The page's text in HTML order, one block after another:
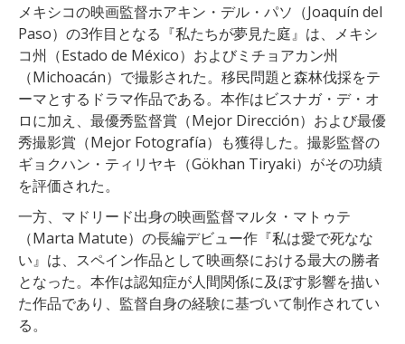
メキシコの映画監督ホアキン・デル・パソ（Joaquín del
Paso）の3作目となる『私たちが夢見た庭』は、メキシ
コ州（Estado de México）およびミチョアカン州
（Michoacán）で撮影された。移民問題と森林伐採をテ
ーマとするドラマ作品である。本作はビスナガ・デ・オ
ロに加え、最優秀監督賞（Mejor Dirección）および最優
秀撮影賞（Mejor Fotografía）も獲得した。撮影監督の
ギョクハン・ティリヤキ（Gökhan Tiryaki）がその功績
を評価された。
一方、マドリード出身の映画監督マルタ・マトゥテ
（Marta Matute）の長編デビュー作『私は愛で死なな
い』は、スペイン作品として映画祭における最大の勝者
となった。本作は認知症が人間関係に及ぼす影響を描い
た作品であり、監督自身の経験に基づいて制作されてい
る。